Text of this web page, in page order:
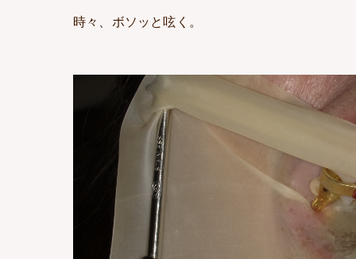
時々、ボソッと呟く。